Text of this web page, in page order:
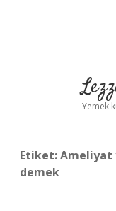
Yemek
Etiket:Ameliyat
demek